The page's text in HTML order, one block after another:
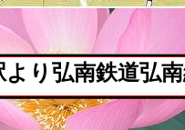
り弘南鉄道弘